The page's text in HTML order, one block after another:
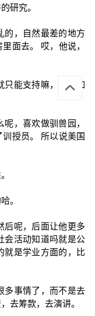
研究。
的，自然最差的地方
面去。 哎，他说，
只能支持嘛，这个如
，喜欢做驯兽园，
授员。 所以说美国
。
后呢，后面让他更多
会活动知道吗就是公
就是学业方面的，比
多事情了，而不是去
去筹款，去演讲。